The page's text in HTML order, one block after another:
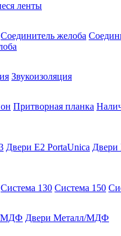
ленты
Соединитель желоба
Звукоизоляция
Притворная планка
Двери E2 PortaUnica Двери
Система 130 Система 150
МДФ Двери Металл/МДФ